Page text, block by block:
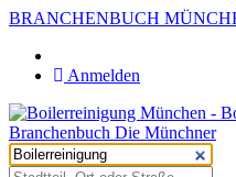
BRANCHENBUCH
Anmelden